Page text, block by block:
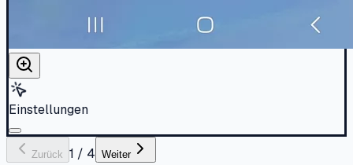
Einstellungen
Zurück 1 / 4 Weiter